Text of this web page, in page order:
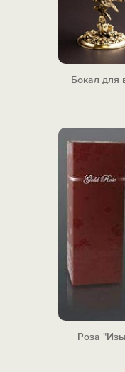
Бокал для
Роза